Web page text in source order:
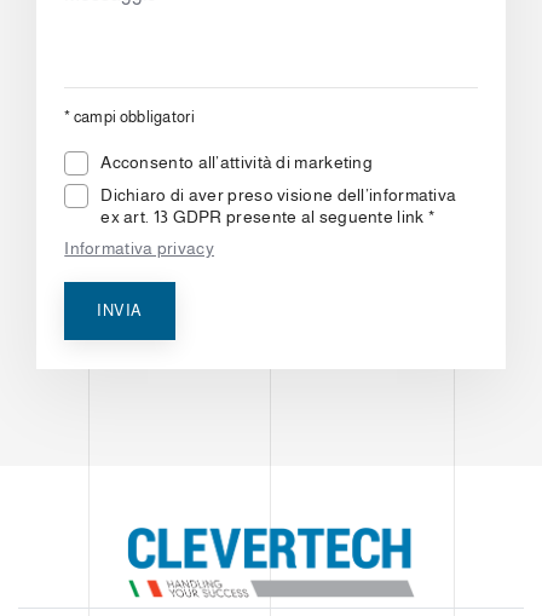
* campi obbligatori
Acconsento all’attività di marketing
Dichiaro di aver preso visione dell’informativa
ex art. 13 GDPR presente al seguente link *
Informativa privacy
INVIA